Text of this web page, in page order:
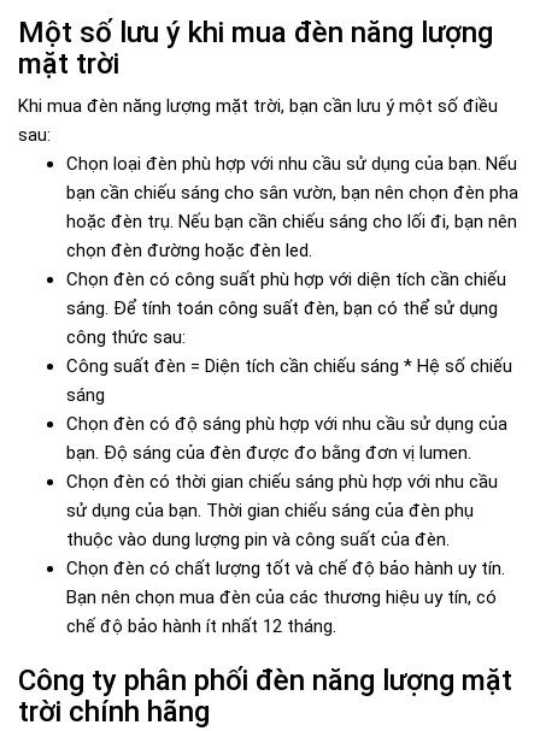
Một số lưu ý khi mua đèn năng lượng
mặt trời
Khi mua đèn năng lượng mặt trời, bạn cần lưu ý một số điều
sau:
Chọn loại đèn phù hợp với nhu cầu sử dụng của bạn. Nếu
bạn cần chiếu sáng cho sân vườn, bạn nên chọn đèn pha
hoặc đèn trụ. Nếu bạn cần chiếu sáng cho lối đi, bạn nên
chọn đèn đường hoặc đèn led.
Chọn đèn có công suất phù hợp với diện tích cần chiếu
sáng. Để tính toán công suất đèn, bạn có thể sử dụng
công thức sau:
Công suất đèn = Diện tích cần chiếu sáng * Hệ số chiếu
sáng
Chọn đèn có độ sáng phù hợp với nhu cầu sử dụng của
bạn. Độ sáng của đèn được đo bằng đơn vị lumen.
Chọn đèn có thời gian chiếu sáng phù hợp với nhu cầu
sử dụng của bạn. Thời gian chiếu sáng của đèn phụ
thuộc vào dung lượng pin và công suất của đèn.
Chọn đèn có chất lượng tốt và chế độ bảo hành uy tín.
Bạn nên chọn mua đèn của các thương hiệu uy tín, có
chế độ bảo hành ít nhất 12 tháng.
Công ty phân phối đèn năng lượng mặt
trời chính hãng